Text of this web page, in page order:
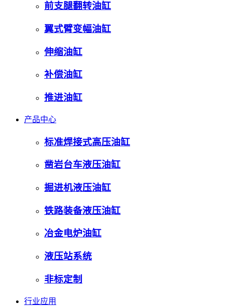
前支腿翻转油缸
翼式臂变幅油缸
伸缩油缸
补偿油缸
推进油缸
产品中心
标准焊接式高压油缸
凿岩台车液压油缸
掘进机液压油缸
铁路装备液压油缸
冶金电炉油缸
液压站系统
非标定制
行业应用